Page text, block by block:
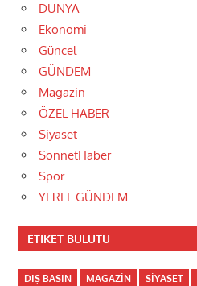
DÜNYA
Ekonomi
Güncel
GÜNDEM
Magazin
ÖZEL HABER
Siyaset
SonnetHaber
Spor
YEREL GÜNDEM
ETIKET BULUTU
DIŞ BASIN MAGAZIN SIYASET